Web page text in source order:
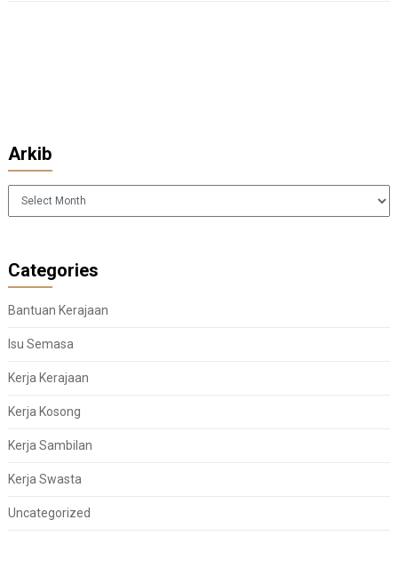
Arkib
Arkib
Categories
Bantuan Kerajaan
Isu Semasa
Kerja Kerajaan
Kerja Kosong
Kerja Sambilan
Kerja Swasta
Uncategorized